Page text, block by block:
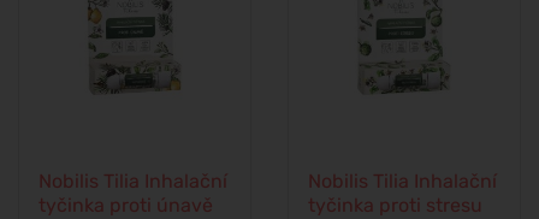
Nobilis Tilia Inhalační
tyčinka proti únavě
Nobilis Tilia Inhalační
tyčinka proti stresu